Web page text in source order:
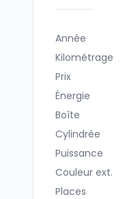
Année
Kilométrage
Prix
Énergie
Boîte
Cylindrée
Puissance
Couleur ext.
Places